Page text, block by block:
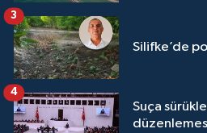
Silifke’de
3
Suça
4